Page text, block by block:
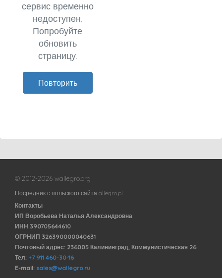
сервис временно
недоступен.
Попробуйте
обновить
страницу.
Повторить
© 2012-2026 wallegro.org
Посредник с польского сайта allegro.pl
Контакты
ИП Воробьева Наталья Александровна
ИНН 390705644610
ОГРНИП 326390000040631
Почтовый адрес: 236005 Калининград, Коммунистическая 26
Тел: +7 911 460-30-16
E-mail: sales@wallegro.ru